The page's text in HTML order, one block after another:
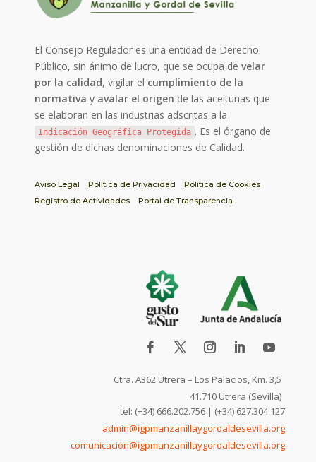
El Consejo Regulador es una entidad de Derecho
Público, sin ánimo de lucro, que se ocupa develar
por la calidad, vigilar el cumplimiento de la
normativa y avalar el origen de las aceitunas que
se elaboran en las industrias adscritas a la
Indicación Geográfica Protegida . Es el órgano de
gestión de dichas denominaciones de Calidad.
Aviso Legal Política de Privacidad
Política de Cookies
Registro de Actividades
Portal de Transparencia
Ctra. A362 Utrera – Los Palacios, Km. 3,5
41.710 Utrera (Sevilla)
tel: (+34) 666.202.756 | (+34) 627.304.127
admin@igpmanzanillaygordaldesevilla.org
comunicación@igpmanzanillaygordaldesevilla.org